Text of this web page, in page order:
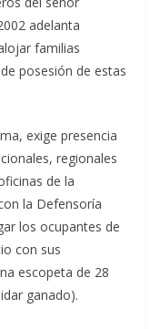
adelanta
familias
posesión de estas
exige presencia
regionales
de la
la Defensoría
los ocupantes de
con sus
escopeta de 28
ganado).